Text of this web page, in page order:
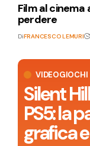
VIDEOGIOCHI
Silent
PS5: la
grafica
Film al
perdere
DiFRANCESCO LEMURI